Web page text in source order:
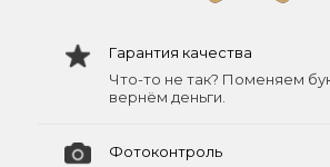
Гарантия качества
Что-то не так? Поменяем
вернём деньги.
Фотоконтроль